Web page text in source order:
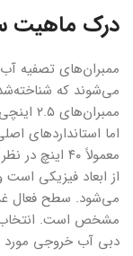
درک ماهیت
ممبران‌های تصفیه
معمولاً ۴۰
می‌شود. سطح فعال
مشخص است. انتخاب
دبی آب خروجی مورد